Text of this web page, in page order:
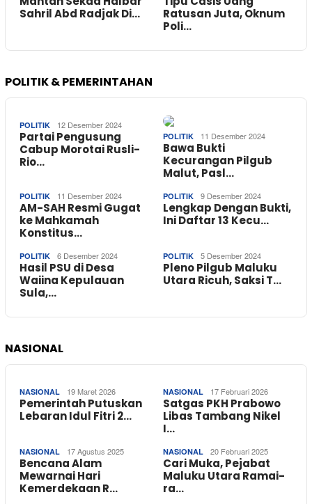
Sahril Abd Radjak Di…
Ratusan Juta, Oknum
Poli…
POLITIK & PEMERINTAHAN
POLITIK 12 Desember 2024
Partai Pengusung
Cabup Morotai Rusli-
Rio…
POLITIK 11 Desember 2024
Bawa Bukti
Kecurangan Pilgub
Malut, Pasl…
POLITIK 11 Desember 2024
AM-SAH Resmi Gugat
ke Mahkamah
Konstitus…
POLITIK 9 Desember 2024
Lengkap Dengan Bukti,
Ini Daftar 13 Kecu…
POLITIK 6 Desember 2024
Hasil PSU di Desa
Waiina Kepulauan
Sula,…
POLITIK 5 Desember 2024
Pleno Pilgub Maluku
Utara Ricuh, Saksi T…
NASIONAL
NASIONAL 19 Maret 2026
Pemerintah Putuskan
Lebaran Idul Fitri 2…
NASIONAL 17 Februari 2026
Satgas PKH Prabowo
Libas Tambang Nikel
I…
NASIONAL 17 Agustus 2025
Bencana Alam
Mewarnai Hari
Kemerdekaan R…
NASIONAL 20 Februari 2025
Cari Muka, Pejabat
Maluku Utara Ramai-
ra…